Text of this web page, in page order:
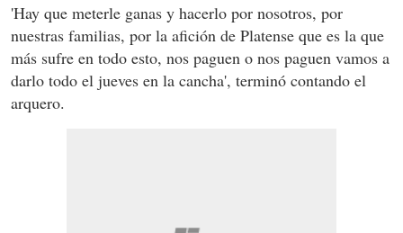
'Hay que meterle ganas y hacerlo por nosotros, por
nuestras familias, por la afición de Platense que es la que
más sufre en todo esto, nos paguen o nos paguen vamos a
darlo todo el jueves en la cancha', terminó contando el
arquero.